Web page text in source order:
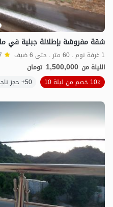
1 غرفة نوم . 60 متر . حتى 6 ضيف
الليلة من 1,500,000 تومان
10٪ خصم من ليلة 10
50+ حجز ناجح